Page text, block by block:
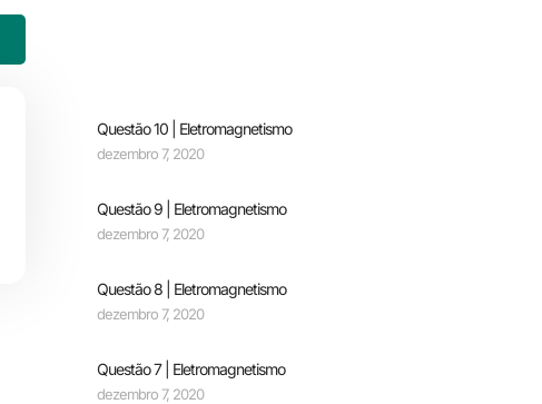
Questão 10 | Eletromagnetismo
dezembro 7, 2020
Questão 9 | Eletromagnetismo
dezembro 7, 2020
Questão 8 | Eletromagnetismo
dezembro 7, 2020
Questão 7 | Eletromagnetismo
dezembro 7, 2020